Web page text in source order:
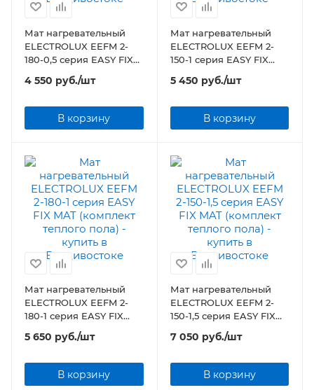
Мат нагревательный
ELECTROLUX EEFM 2-
180-0,5 серия EASY FIX
MAT (комплект теплого
пола)
4 550 руб./шт
В корзину
Мат нагревательный
ELECTROLUX EEFM 2-
150-1 серия EASY FIX
MAT (комплект теплого
пола)
5 450 руб./шт
В корзину
Мат нагревательный
ELECTROLUX EEFM 2-
180-1 серия EASY FIX
MAT (комплект теплого
пола)
5 650 руб./шт
В корзину
Мат нагревательный
ELECTROLUX EEFM 2-
150-1,5 серия EASY FIX
MAT (комплект теплого
пола)
7 050 руб./шт
В корзину